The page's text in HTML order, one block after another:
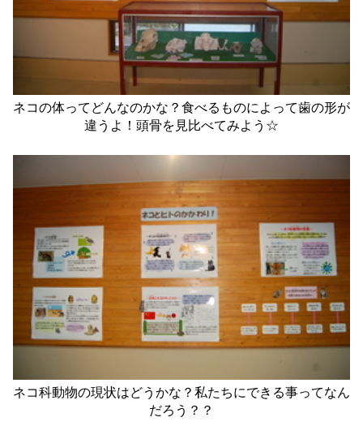
ネコの体ってどんなのかな？食べるものによって歯の形が
違うよ！頭骨を見比べてみよう☆
ネコ科動物の現状はどうかな？私たちにできる事ってなん
だろう？？